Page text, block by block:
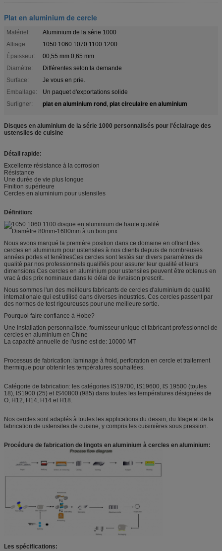
Plat en aluminium de cercle
Matériel:
Aluminium de la série 1000
Alliage:
1050 1060 1070 1100 1200
Épaisseur:
00,55 mm 0,65 mm
Diamètre:
Différentes selon la demande
Surface:
Je vous en prie.
Emballage:
Un paquet d'exportations solide
Surligner:
plat en aluminium rond, plat circulaire en aluminium
Disques en aluminium de la série 1000 personnalisés pour l'éclairage des
ustensiles de cuisine
Détail rapide:
Excellente résistance à la corrosion
Résistance
Une durée de vie plus longue
Finition supérieure
Cercles en aluminium pour ustensiles
Définition:
Nous avons marqué la première position dans ce domaine en offrant des
cercles en aluminium pour ustensiles à nos clients depuis de nombreuses
années.portes et fenêtresCes cercles sont testés sur divers paramètres de
qualité par nos professionnels qualifiés pour assurer leur qualité et leurs
dimensions.Ces cercles en aluminium pour ustensiles peuvent être obtenus en
vrac à des prix nominaux dans le délai de livraison prescrit..
Nous sommes l'un des meilleurs fabricants de cercles d'aluminium de qualité
internationale qui est utilisé dans diverses industries. Ces cercles passent par
des normes de test rigoureuses pour une meilleure sortie.
Pourquoi faire confiance à Hobe?
Une installation personnalisée, fournisseur unique et fabricant professionnel de
cercles en aluminium en Chine
La capacité annuelle de l'usine est de: 10000 MT
Processus de fabrication: laminage à froid, perforation en cercle et traitement
thermique pour obtenir les températures souhaitées.
Catégorie de fabrication: les catégories IS19700, IS19600, lS 19500 (toutes
18), IS1900 (25) et IS40800 (985) dans toutes les températures désignées de
O, H12, H14, H14 et H18.
Nos cercles sont adaptés à toutes les applications du dessin, du filage et de la
fabrication de ustensiles de cuisine, y compris les cuisinières sous pression.
Procédure de fabrication de lingots en aluminium à cercles en aluminium:
Les spécifications: